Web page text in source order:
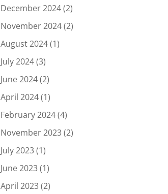
December 2024(2)
November 2024(2)
August 2024(1)
July 2024(3)
June 2024(2)
April 2024(1)
February 2024(4)
November 2023(2)
July 2023(1)
June 2023(1)
April 2023(2)